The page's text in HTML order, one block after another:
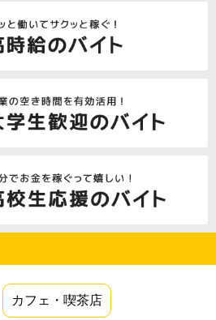
カフェ・喫茶店